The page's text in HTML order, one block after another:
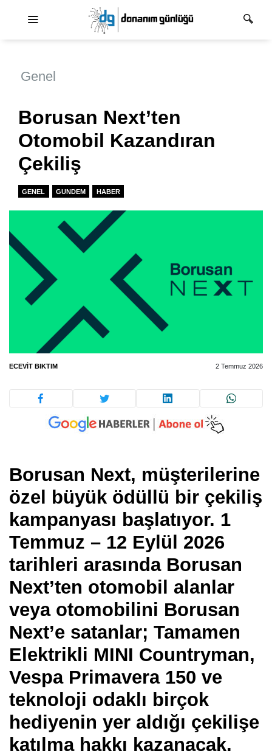
Genel
Borusan Next’ten
Otomobil Kazandıran
Çekiliş
GENEL GUNDEM HABER
ECEVIT BIKTIM 2 Temmuz 2026
Borusan Next, müşterilerine
özel büyük ödüllü bir çekiliş
kampanyası başlatıyor. 1
Temmuz – 12 Eylül 2026
tarihleri arasında Borusan
Next’ten otomobil alanlar
veya otomobilini Borusan
Next’e satanlar; Tamamen
Elektrikli MINI Countryman,
Vespa Primavera 150 ve
teknoloji odaklı birçok
hediyenin yer aldığı çekilişe
katılma hakkı kazanacak.